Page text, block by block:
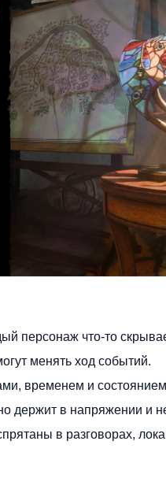
персонаж что-то
менять ход событий.
временем и
держит в напряжении и не
в разговорах,